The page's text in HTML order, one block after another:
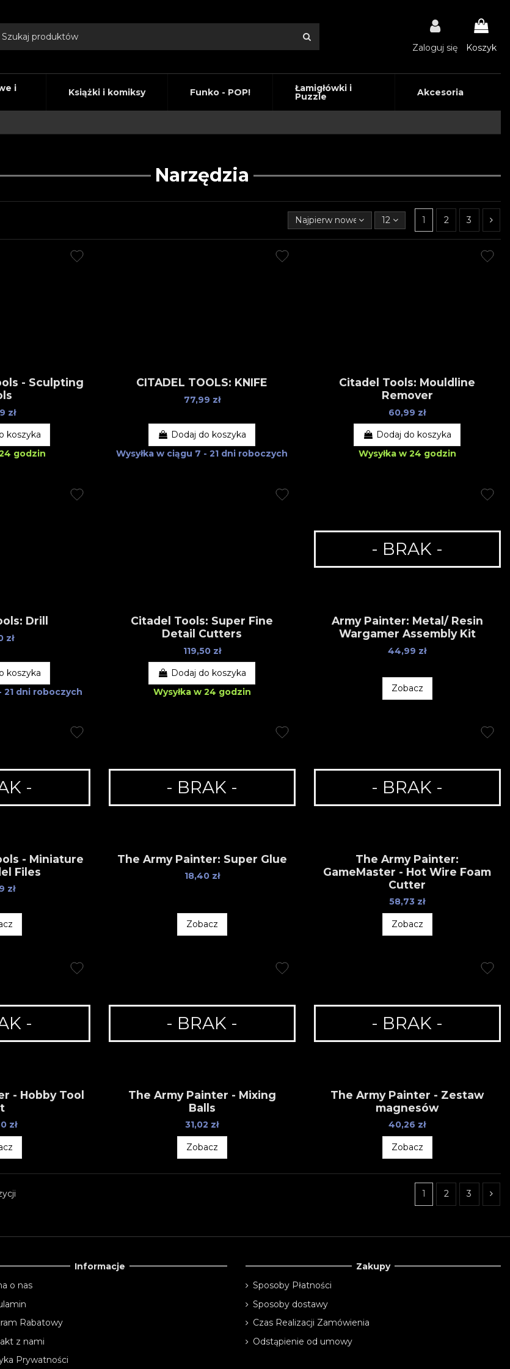
Zaloguj się Koszyk
i Książki i komiksy Funko - POP! Łamigłówki i
Puzzle Akcesoria
Narzędzia
Najpierw nowe produkty
12 1 2 3
- Sculpting
zł
koszyka
godzin
CITADEL TOOLS: KNIFE
77,99 zł
Dodaj do koszyka
Wysyłka w ciągu 7 - 21 dni roboczych
Citadel Tools: Mouldline
Remover
60,99 zł
Dodaj do koszyka
Wysyłka w 24 godzin
Drill
zł
koszyka
21 dni roboczych
Citadel Tools: Super Fine
Detail Cutters
119,50 zł
Dodaj do koszyka
Wysyłka w 24 godzin
- BRAK -
Army Painter: Metal/ Resin
Wargamer Assembly Kit
44,99 zł
Zobacz
-
- Miniature
Files
zł
- BRAK -
The Army Painter: Super Glue
18,40 zł
Zobacz
- BRAK -
The Army Painter:
GameMaster - Hot Wire Foam
Cutter
58,73 zł
Zobacz
-
- Hobby Tool
zł
- BRAK -
The Army Painter - Mixing
Balls
31,02 zł
Zobacz
- BRAK -
The Army Painter - Zestaw
magnesów
40,26 zł
Zobacz
1 2 3
Informacje
o nas
Rabatowy
z nami
Prywatności
Zakupy
Sposoby Płatności
Sposoby dostawy
Czas Realizacji Zamówienia
Odstąpienie od umowy